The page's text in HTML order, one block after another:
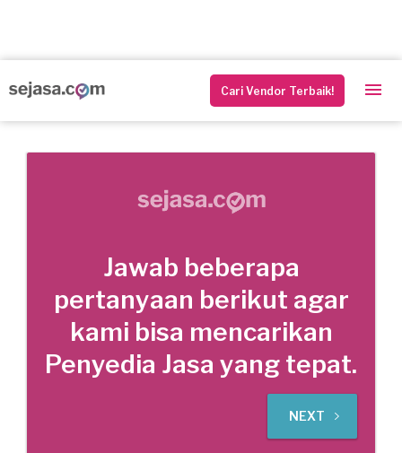
Cari Vendor Terbaik!
Jawab beberapa
pertanyaan berikut agar
kami bisa mencarikan
Penyedia Jasa yang tepat.
NEXT